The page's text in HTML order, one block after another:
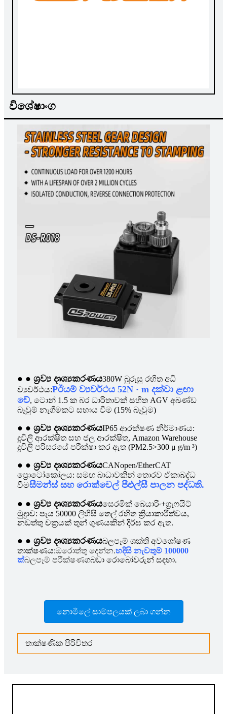
විශේෂාංග
● ● ශ්‍රව්‍ය දෘශ්‍යකරණය380W බුරුසු රහිත අධි
ව්‍යවර්ථය:Pඊයම් ව්‍යවර්ථය 52N · m දක්වා ළඟා
වේ, ටොන් 1.5 ක බර ධාරිතාවක් සහිත AGV අඛණ්ඩ
බෑවුම් නැගීමකට සහාය වීම (15% බෑවුම)
● ● ශ්‍රව්‍ය දෘශ්‍යකරණයIP65 ආරක්ෂණ නිර්මාණය:
දූවිලි ආරක්ෂිත සහ ජල ආරක්ෂිත, Amazon Warehouse
දූවිලි පරිසරයේ පරීක්ෂා කර ඇත (PM2.5>300 μ g/m ³)
● ● ශ්‍රව්‍ය දෘශ්‍යකරණයCANopen/EtherCAT
ප්‍රොටෝකෝලය: සමඟ බාධාවකින් තොරව ඒකාබද්ධ
වීමසීමන්ස් සහ රොක්වෙල් පීඑල්සී පාලන පද්ධති.
● ● ශ්‍රව්‍ය දෘශ්‍යකරණයසෙරමික් බෙයාරිං+ග්‍රැෆයිට්
මුද්‍රාව: පැය 50000 ලිහිසි තෙල් රහිත ක්‍රියාකාරිත්වය,
නඩත්තු චක්‍රයක් තුන් ගුණයකින් දීර්ඝ කර ඇත.
● ● ශ්‍රව්‍ය දෘශ්‍යකරණයබලපෑම් ශක්ති අවශෝෂණ
තාක්ෂණය:ඔරොත්තු දෙන්න.හදිසි නැවතුම් 100000
ක්බලපෑම් පරීක්ෂණගබඩා රොබෝවරුන් සඳහා.
නොමිලේ සාම්පලයක් ලබා ගන්න
තාක්ෂණික පිරිවිතර